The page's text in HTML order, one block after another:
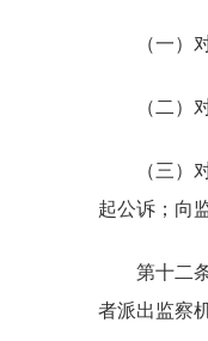
（一）对
（二）对
（三）对
起公诉；向
第十二条
者派出监察